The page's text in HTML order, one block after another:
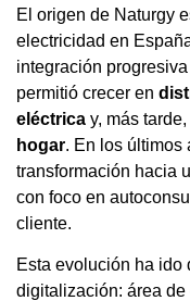
El origen de Naturgy
electricidad en
integración
permitió crecer en
eléctrica y, más tarde,
hogar. En los últimos
transformación hacia
con foco en
cliente.
Esta evolución ha ido
digitalización: área